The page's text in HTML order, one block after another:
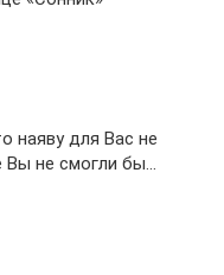
наяву для Вас не
Вы не смогли бы…